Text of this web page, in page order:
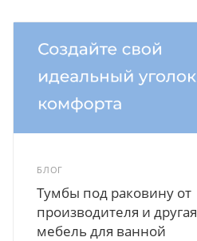
БЛОГ
Тумбы под раковину от
производителя и другая
мебель для ванной